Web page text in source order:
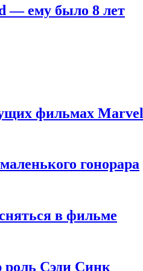
— ему было 8 лет
фильмах Marvel
гонорара
в фильме
роль Сэди Синк